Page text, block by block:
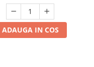
ADAUGA IN COS